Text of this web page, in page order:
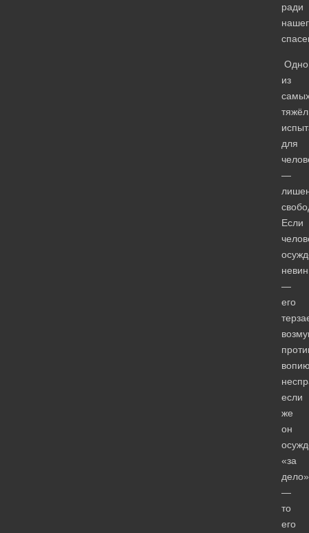
ради
Одно
из
для
—
Если
—
его
если
же
он
«за
—
то
его